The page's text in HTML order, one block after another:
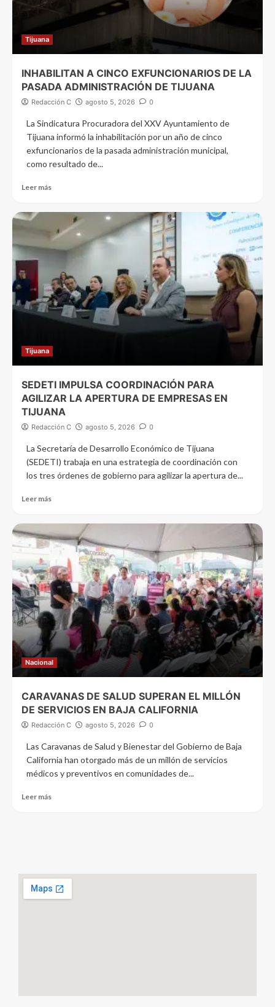
Tijuana
INHABILITAN A CINCO EXFUNCIONARIOS DE LA
PASADA ADMINISTRACIÓN DE TIJUANA
Redacción C agosto 5, 2026 0
La Sindicatura Procuradora del XXV Ayuntamiento de
Tijuana informó la inhabilitación por un año de cinco
exfuncionarios de la pasada administración municipal,
como resultado de...
Leer más
Tijuana
SEDETI IMPULSA COORDINACIÓN PARA
AGILIZAR LA APERTURA DE EMPRESAS EN
TIJUANA
Redacción C agosto 5, 2026 0
La Secretaría de Desarrollo Económico de Tijuana
(SEDETI) trabaja en una estrategia de coordinación con
los tres órdenes de gobierno para agilizar la apertura de...
Leer más
Nacional
CARAVANAS DE SALUD SUPERAN EL MILLÓN
DE SERVICIOS EN BAJA CALIFORNIA
Redacción C agosto 5, 2026 0
Las Caravanas de Salud y Bienestar del Gobierno de Baja
California han otorgado más de un millón de servicios
médicos y preventivos en comunidades de...
Leer más